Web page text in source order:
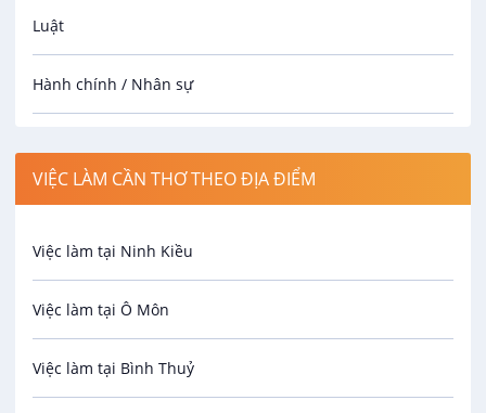
Luật
Hành chính / Nhân sự
Spa
Bảo Vệ
An toàn lao động
Bảo hiểm
VIỆC LÀM CẦN THƠ THEO ĐỊA ĐIỂM
Việc làm tại Ninh Kiều
Việc làm tại Ô Môn
Việc làm tại Bình Thuỷ